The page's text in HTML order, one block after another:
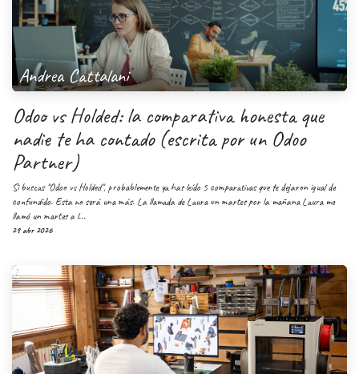
Andrea Cattalani
Odoo vs Holded: la comparativa honesta que
nadie te ha contado (escrita por un Odoo
Partner)
Si buscas "Odoo vs Holded", probablemente ya has leído 5 comparativas que te dejaron igual de
confundido. Esta no será una más. La llamada de Laura un martes por la mañana Laura me
llamó un martes a l...
29 abr 2026